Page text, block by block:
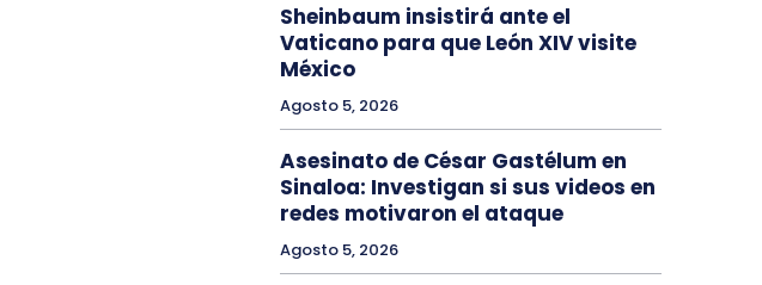
Sheinbaum insistirá ante el
Vaticano para que León XIV visite
México
Agosto 5, 2026
Asesinato de César Gastélum en
Sinaloa: Investigan si sus videos en
redes motivaron el ataque
Agosto 5, 2026